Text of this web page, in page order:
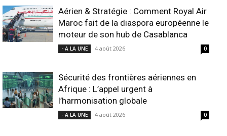
Aérien & Stratégie : Comment Royal Air
Maroc fait de la diaspora européenne le
moteur de son hub de Casablanca
- A LA UNE 4 août 2026 0
Sécurité des frontières aériennes en
Afrique : L’appel urgent à
l’harmonisation globale
- A LA UNE 4 août 2026 0